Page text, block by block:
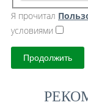
Я прочитал
условиями
Продолжить